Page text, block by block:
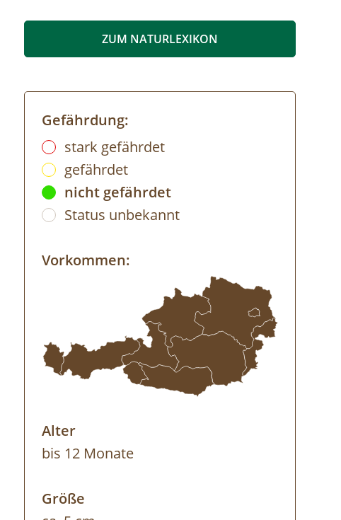
ZUM NATURLEXIKON
Gefährdung:
stark gefährdet
gefährdet
nicht gefährdet
Status unbekannt
Vorkommen:
Alter
bis 12 Monate
Größe